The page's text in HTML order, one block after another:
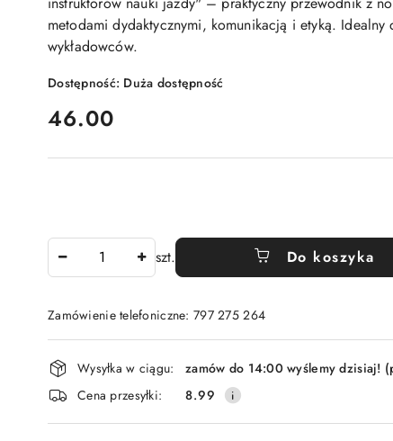
metodami dydaktycznymi, komunikacją i etyką. Idealny
wykładowców.
Dostępność: Duża dostępność
cena:
46.00
szt. Do koszyka
Zamówienie telefoniczne: 797 275 264
Dostępność
i
dostawa
Wysyłka w ciągu:
zamów do 14:00 wyślemy dzisiaj!
Cena przesyłki:
8.99